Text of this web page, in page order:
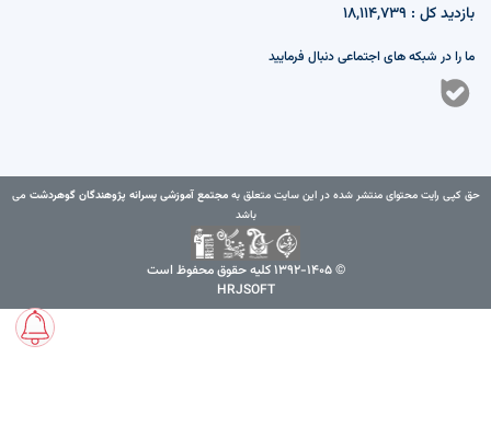
بازدید کل : 18,114,739
ما را در شبکه های اجتماعی دنبال فرمایید
حق کپی رایت محتوای منتشر شده در این سایت متعلق بهمجتمع آموزشی پسرانه پژوهندگان گوهردشتمی
باشد
© 1392-1405 کلیه حقوق محفوظ است
HRJSOFT